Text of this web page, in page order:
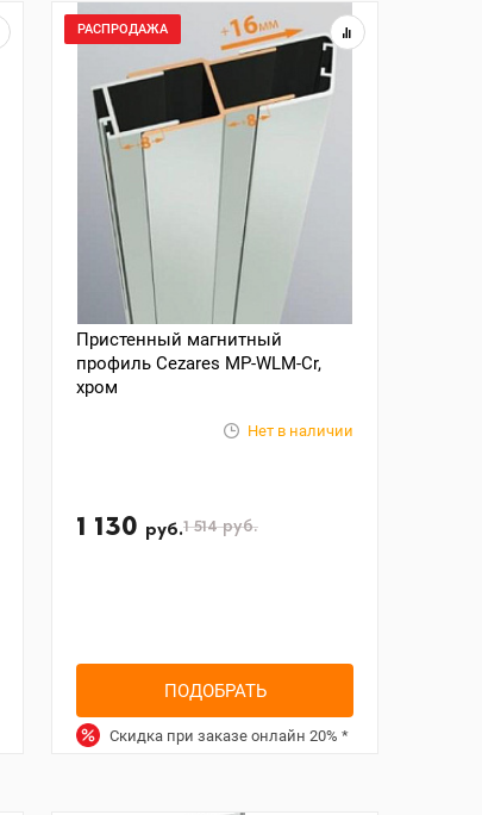
РАСПРОДАЖА
Пристенный магнитный
профиль Cezares MP-WLM-Cr,
хром
Нет в наличии
1 130 руб.1 514руб.
ПОДОБРАТЬ
Скидка при заказе онлайн 20% *